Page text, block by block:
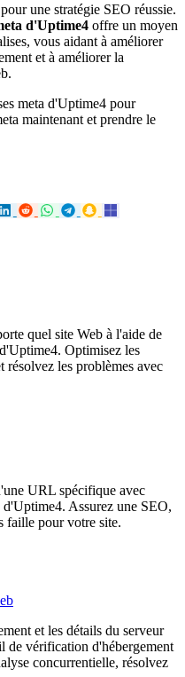
une stratégie SEO réussie.
d'Uptime4 offre un moyen
vous aidant à améliorer
et à améliorer la
meta d'Uptime4 pour
maintenant et prendre le
quel site Web à l'aide de
Optimisez les
résolvez les problèmes avec
URL spécifique avec
Assurez une SEO,
faille pour votre site.
et les détails du serveur
de vérification d'hébergement
concurrentielle, résolvez